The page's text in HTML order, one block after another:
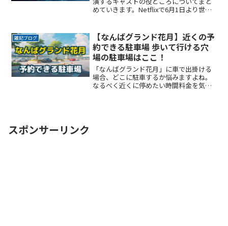
めていきます。Netflixで6月1日より世界
生。日本の首都・東ReadMore...
雑記ブログ
【なんばグランド花月】近くの予
約できる駐車場 歩いて行ける穴
場の駐車場はここ！
「なんばグランド花月」に車で出掛ける
場合、どこに駐車するか悩みますよね。
なるべく近くに停めたい時間料金を気に
スポンサーリンク